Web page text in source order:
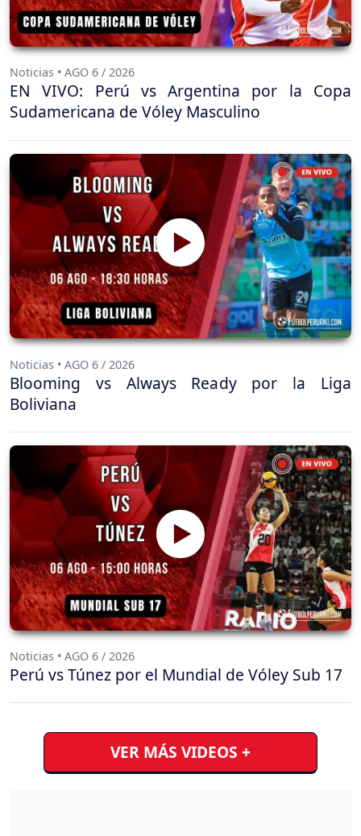
Noticias • AGO 6 / 2026
EN VIVO: Perú vs Argentina por la Copa
Sudamericana de Vóley Masculino
Noticias • AGO 6 / 2026
Blooming vs Always Ready por la Liga
Boliviana
Noticias • AGO 6 / 2026
Perú vs Túnez por el Mundial de Vóley Sub 17
VER MÁS VIDEOS +